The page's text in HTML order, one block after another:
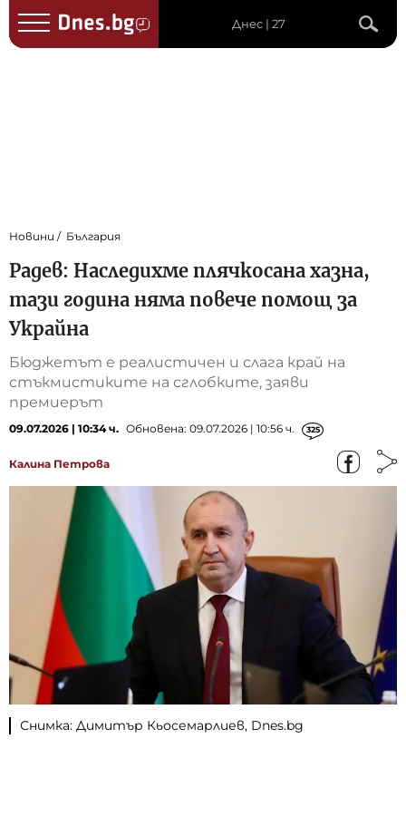
Днес | 27
Новини България
Радев: Наследихме плячкосана хазна,
тази година няма повече помощ за
Украйна
Бюджетът е реалистичен и слага край на
стъкмистиките на сглобките, заяви
премиерът
09.07.2026 | 10:34 ч. Обновена: 09.07.2026 | 10:56 ч. 325
Калина Петрова
Снимка: Димитър Кьосемарлиев, Dnes.bg